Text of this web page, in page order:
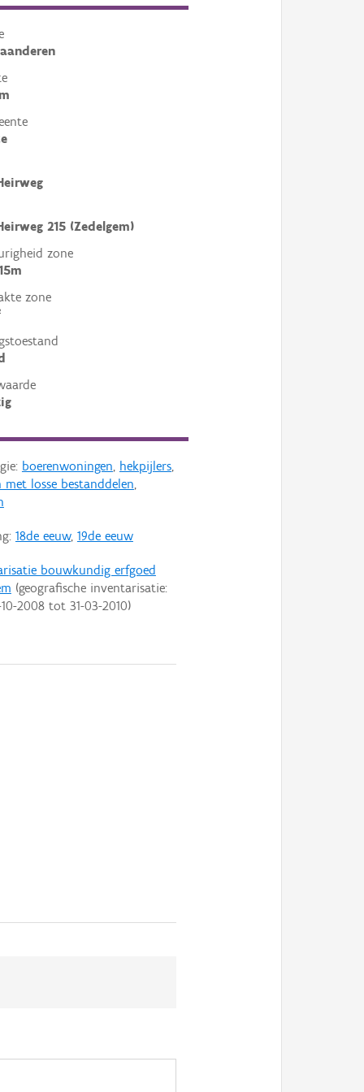
215 (Zedelgem)
zone
zone
boerenwoningen, hekpijlers,
met losse bestanddelen,
18de eeuw, 19de eeuw
bouwkundig erfgoed
(geografische inventarisatie:
10-2008tot 31-03-2010)